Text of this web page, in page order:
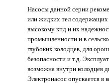
Насосы данной серии
или жидких тел содержащих
высокому кпд и их
промышленности и в
глубоких колодцев, для
безопасности и т.д.
возможна внутри колодцев
Электронасос опускается в